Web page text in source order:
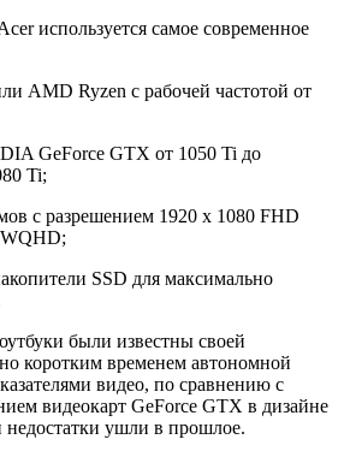
используется самое современное
AMD Ryzen с рабочей частотой от
GeForce GTX от 1050 Ti до
Ti;
с разрешением 1920 x 1080 FHD
SSD для максимально
были известны своей
коротким временем автономной
видео, по сравнению с
видеокарт GeForce GTX в дизайне
недостатки ушли в прошлое.